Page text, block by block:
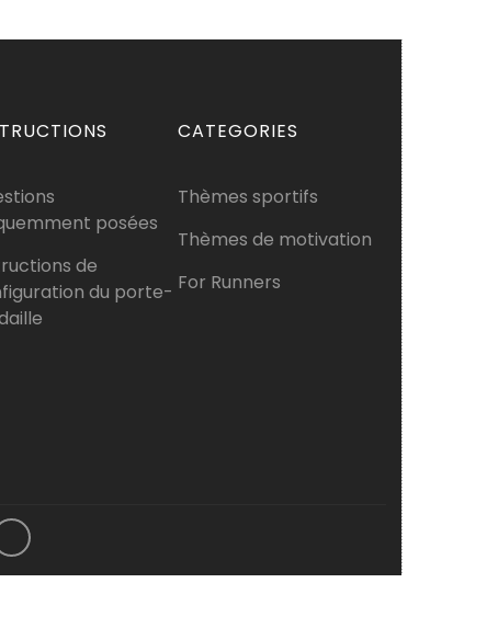
posées
de
du porte-
CATEGORIES
Thèmes sportifs
Thèmes de motivation
For Runners